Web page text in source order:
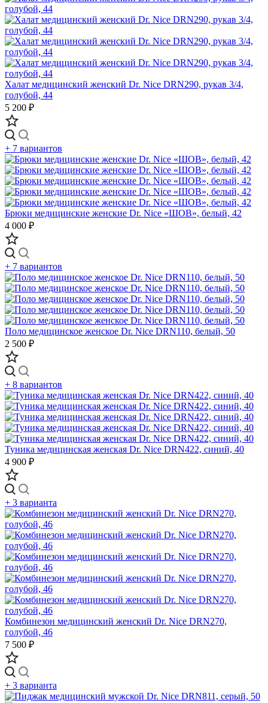
Халат медицинский женский Dr. Nice DRN290, рукав 3/4,
голубой, 44
5 200 ₽
+ 7 вариантов
Брюки медицинские женские Dr. Nice «ШОВ», белый, 42
4 000 ₽
+ 7 вариантов
Поло медицинское женское Dr. Nice DRN110, белый, 50
2 500 ₽
+ 8 вариантов
Туника медицинская женская Dr. Nice DRN422, синий, 40
4 900 ₽
+ 3 варианта
Комбинезон медицинский женский Dr. Nice DRN270,
голубой, 46
7 500 ₽
+ 3 варианта